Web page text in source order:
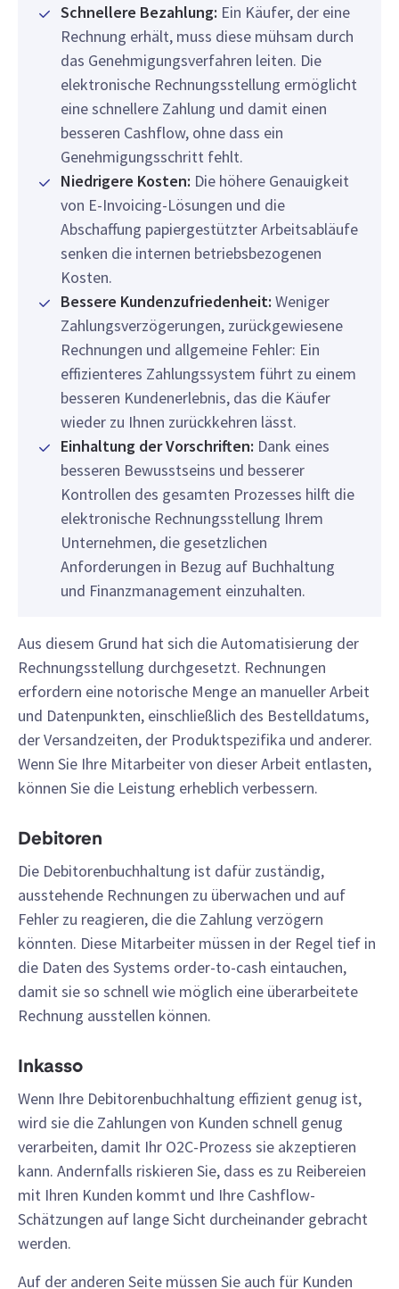
Schnellere Bezahlung: Ein Käufer, der eine
Rechnung erhält, muss diese mühsam durch
das Genehmigungsverfahren leiten. Die
elektronische Rechnungsstellung ermöglicht
eine schnellere Zahlung und damit einen
besseren Cashflow, ohne dass ein
Genehmigungsschritt fehlt.
Niedrigere Kosten: Die höhere Genauigkeit
von E-Invoicing-Lösungen und die
Abschaffung papiergestützter Arbeitsabläufe
senken die internen betriebsbezogenen
Kosten.
Bessere Kundenzufriedenheit: Weniger
Zahlungsverzögerungen, zurückgewiesene
Rechnungen und allgemeine Fehler: Ein
effizienteres Zahlungssystem führt zu einem
besseren Kundenerlebnis, das die Käufer
wieder zu Ihnen zurückkehren lässt.
Einhaltung der Vorschriften: Dank eines
besseren Bewusstseins und besserer
Kontrollen des gesamten Prozesses hilft die
elektronische Rechnungsstellung Ihrem
Unternehmen, die gesetzlichen
Anforderungen in Bezug auf Buchhaltung
und Finanzmanagement einzuhalten.
Aus diesem Grund hat sich die Automatisierung der
Rechnungsstellung durchgesetzt. Rechnungen
erfordern eine notorische Menge an manueller Arbeit
und Datenpunkten, einschließlich des Bestelldatums,
der Versandzeiten, der Produktspezifika und anderer.
Wenn Sie Ihre Mitarbeiter von dieser Arbeit entlasten,
können Sie die Leistung erheblich verbessern.
Debitoren
Die Debitorenbuchhaltung ist dafür zuständig,
ausstehende Rechnungen zu überwachen und auf
Fehler zu reagieren, die die Zahlung verzögern
könnten. Diese Mitarbeiter müssen in der Regel tief in
die Daten des Systems order-to-cash eintauchen,
damit sie so schnell wie möglich eine überarbeitete
Rechnung ausstellen können.
Inkasso
Wenn Ihre Debitorenbuchhaltung effizient genug ist,
wird sie die Zahlungen von Kunden schnell genug
verarbeiten, damit Ihr O2C-Prozess sie akzeptieren
kann. Andernfalls riskieren Sie, dass es zu Reibereien
mit Ihren Kunden kommt und Ihre Cashflow-
Schätzungen auf lange Sicht durcheinander gebracht
werden.
Auf der anderen Seite müssen Sie auch für Kunden